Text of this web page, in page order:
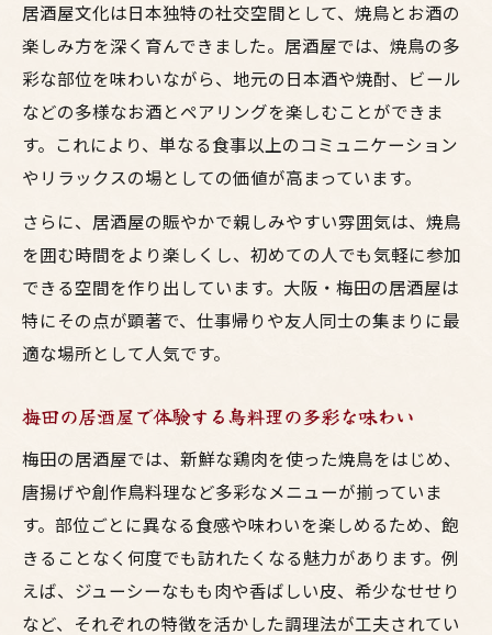
居酒屋文化は日本独特の社交空間として、焼鳥とお酒の
楽しみ方を深く育んできました。居酒屋では、焼鳥の多
彩な部位を味わいながら、地元の日本酒や焼酎、ビール
などの多様なお酒とペアリングを楽しむことができま
す。これにより、単なる食事以上のコミュニケーション
やリラックスの場としての価値が高まっています。
さらに、居酒屋の賑やかで親しみやすい雰囲気は、焼鳥
を囲む時間をより楽しくし、初めての人でも気軽に参加
できる空間を作り出しています。大阪・梅田の居酒屋は
特にその点が顕著で、仕事帰りや友人同士の集まりに最
適な場所として人気です。
梅田の居酒屋で体験する鳥料理の多彩な味わい
梅田の居酒屋では、新鮮な鶏肉を使った焼鳥をはじめ、
唐揚げや創作鳥料理など多彩なメニューが揃っていま
す。部位ごとに異なる食感や味わいを楽しめるため、飽
きることなく何度でも訪れたくなる魅力があります。例
えば、ジューシーなもも肉や香ばしい皮、希少なせせり
など、それぞれの特徴を活かした調理法が工夫されてい